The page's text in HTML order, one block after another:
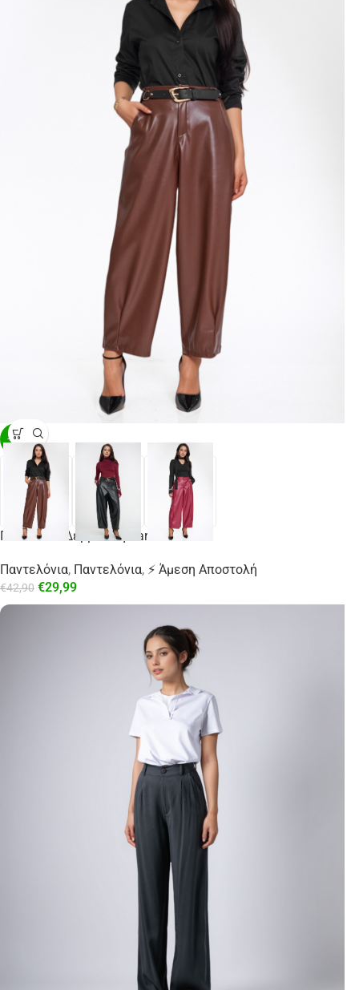
-30%
Παντελόνι Δερματίνη Barrel Fit
Παντελόνια, Παντελόνια, ⚡ Άμεση Αποστολή
€42,90 €29,99